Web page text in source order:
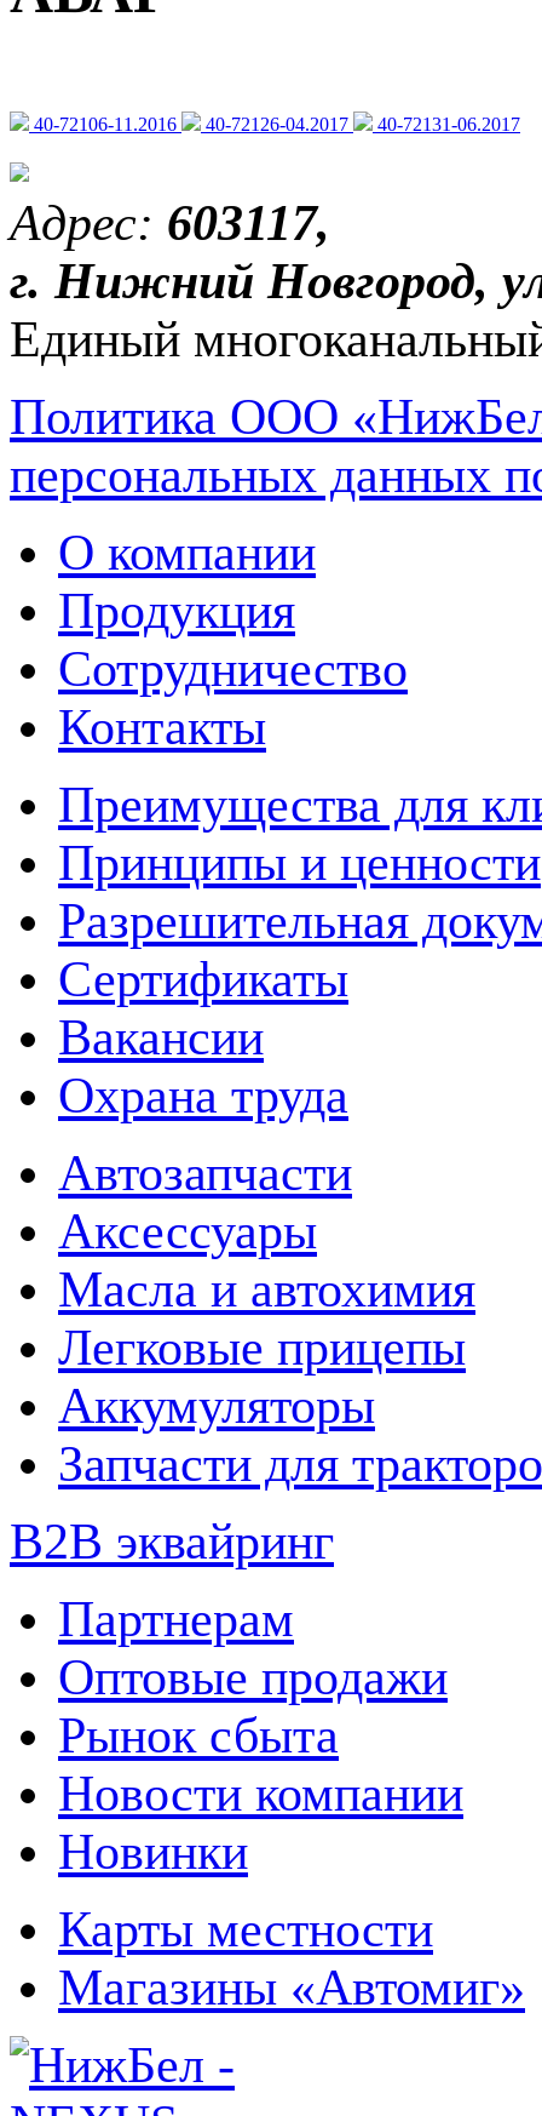
40-72106-11.2016 40-72126-04.2017 40-72131-06.2017
Адрес: 603117,
г. Нижний Новгород,
Единый
Политика ООО
персональных данных
О компании
Продукция
Сотрудничество
Контакты
Преимущества для
Принципы и ценности
Разрешительная
Сертификаты
Вакансии
Охрана труда
Автозапчасти
Аксессуары
Масла и автохимия
Легковые прицепы
Аккумуляторы
Запчасти для
B2B эквайринг
Партнерам
Оптовые продажи
Рынок сбыта
Новости компании
Новинки
Карты местности
Магазины «Автомиг»